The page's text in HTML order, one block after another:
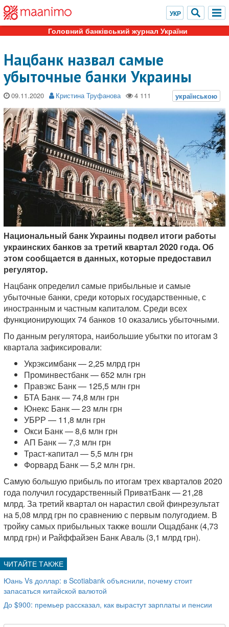
Головний банківський журнал України
Нацбанк назвал самые
убыточные банки Украины
09.11.2020 Кристина Труфанова
Национальный банк Украины подвел итоги работы
украинских банков за третий квартал 2020 года. Об
этом сообщается в данных, которые предоставил
регулятор.
Нацбанк определил самые прибыльные и самые
убыточные банки, среди которых государственные, с
иностранным и частным капиталом. Среди всех
функционирующих 74 банков 10 оказались убыточными.
По данным регулятора, наибольшие убытки по итогам 3
квартала зафиксировали:
Укрэксимбанк — 2,25 млрд грн
Проминвестбанк — 652 млн грн
Правэкс Банк — 125,5 млн грн
БТА Банк — 74,8 млн грн
Юнекс Банк — 23 млн грн
УБРР — 11,8 млн грн
Окси Банк — 8,6 млн грн
АП Банк — 7,3 млн грн
Траст-капитал — 5,5 млн грн
Форвард Банк — 5,2 млн грн.
Самую большую прибыль по итогам трех кварталов 2020
года получил государственный ПриватБанк — 21,28
млрд. За третий квартал он нарастил свой финрезультат
на 5,08 млрд грн по сравнению с первым полугодием. В
тройку самых прибыльных также вошли Ощадбанк (4,73
млрд грн) и Райффайзен Банк Аваль (3,1 млрд грн).
Юань Vs доллар: в Scotiabank объяснили, почему стоит
запасаться китайской валютой
До $900: премьер рассказал, как вырастут зарплаты и пенсии